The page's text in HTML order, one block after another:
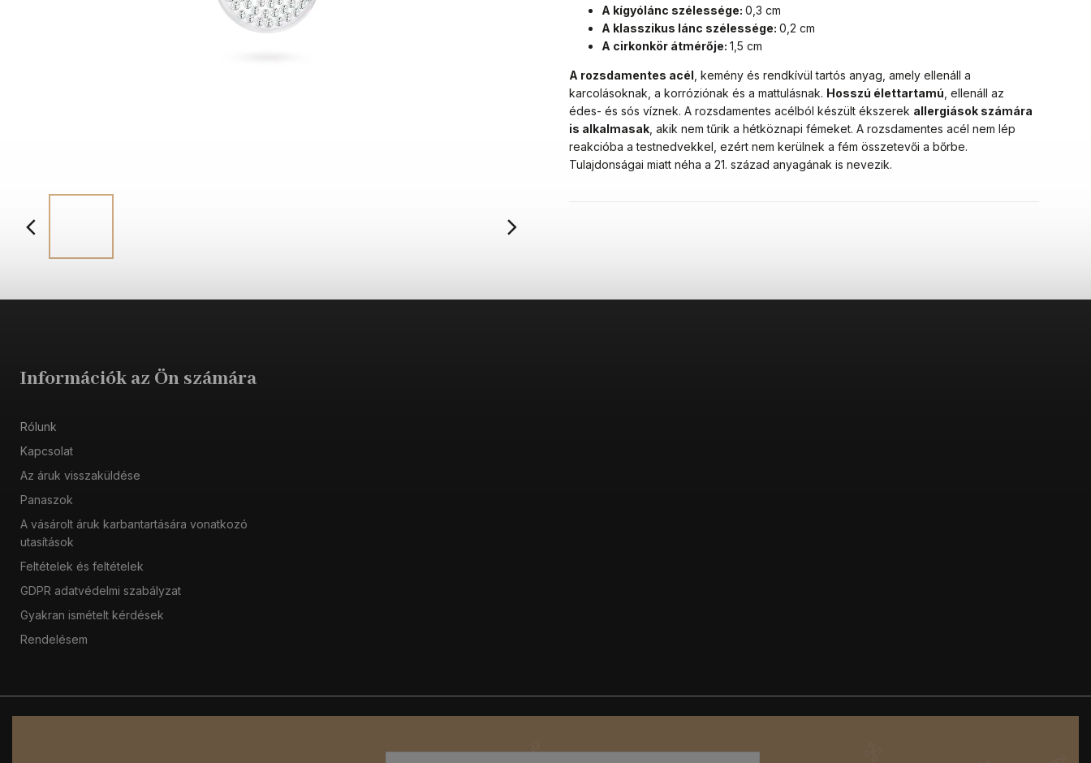
A kígyólánc szélessége:0,3 cm
A klasszikus lánc szélessége:0,2 cm
A cirkonkör átmérője:1,5 cm
A rozsdamentes acél , kemény és rendkívül tartós anyag, amely ellenáll a
karcolásoknak, a korróziónak és a mattulásnak. Hosszú élettartamú , ellenáll az
édes- és sós víznek. A rozsdamentes acélból készült ékszerek allergiások számára
is alkalmasak , akik nem tűrik a hétköznapi fémeket. A rozsdamentes acél nem lép
reakcióba a testnedvekkel, ezért nem kerülnek a fém összetevői a bőrbe.
Tulajdonságai miatt néha a 21. század anyagának is nevezik.
Információk az Ön számára
Rólunk
Kapcsolat
Az áruk visszaküldése
Panaszok
A vásárolt áruk karbantartására vonatkozó
utasítások
Feltételek és feltételek
GDPR adatvédelmi szabályzat
Gyakran ismételt kérdések
Rendelésem